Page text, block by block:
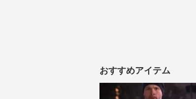
おすすめアイテム